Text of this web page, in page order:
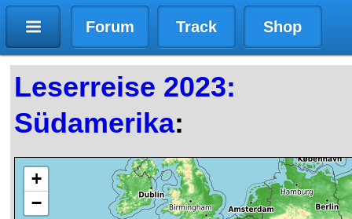
Forum Track Shop
Leserreise 2023:
Südamerika:
+
−